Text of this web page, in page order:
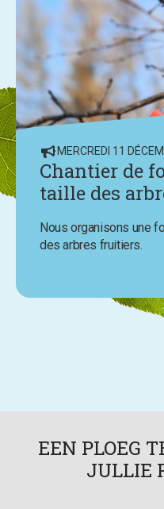
MERCREDI 11
Chantier de
taille des
Nous organisons une
des arbres fruitiers.
EEN PLOEG
JULLIE